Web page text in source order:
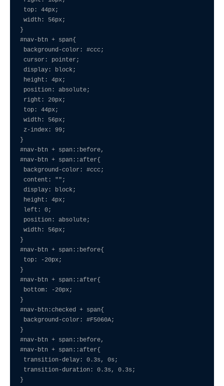
top: 44px;
width: 56px;
}
#nav-btn + span{
background-color: #ccc;
cursor: pointer;
display: block;
height: 4px;
position: absolute;
right: 20px;
top: 44px;
width: 56px;
z-index: 99;
}
#nav-btn + span::before,
#nav-btn + span::after{
background-color: #ccc;
content: "";
display: block;
height: 4px;
left: 0;
position: absolute;
width: 56px;
}
#nav-btn + span::before{
top: -20px;
}
#nav-btn + span::after{
bottom: -20px;
}
#nav-btn:checked + span{
background-color: #F5060A;
}
#nav-btn + span::before,
#nav-btn + span::after{
transition-delay: 0.3s, 0s;
transition-duration: 0.3s, 0.3s;
}